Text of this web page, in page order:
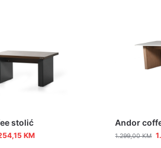
stolić
KM
Andor
1.299,00KM